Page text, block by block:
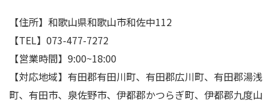
【住所】和歌山県和歌山市和佐中112
【TEL】073-477-7272
【営業時間】9:00~18:00
【対応地域】有田郡有田川町、有田郡広川町、有田郡湯浅
町、有田市、泉佐野市、伊都郡かつらぎ町、伊都郡九度山